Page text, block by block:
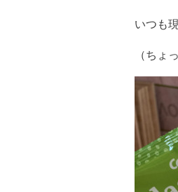
いつも
（ちょ